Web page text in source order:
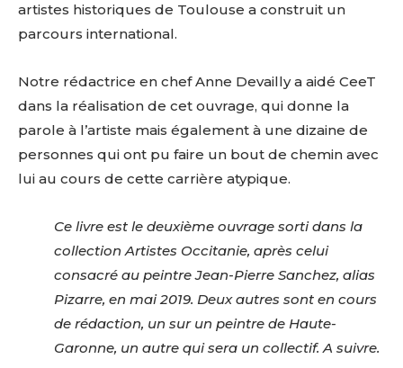
artistes historiques de Toulouse a construit un
parcours international.
Notre rédactrice en chef Anne Devailly a aidé CeeT
dans la réalisation de cet ouvrage, qui donne la
parole à l’artiste mais également à une dizaine de
personnes qui ont pu faire un bout de chemin avec
lui au cours de cette carrière atypique.
Ce livre est le deuxième ouvrage sorti dans la
collection Artistes Occitanie, après celui
consacré au peintre Jean-Pierre Sanchez, alias
Pizarre, en mai 2019. Deux autres sont en cours
de rédaction, un sur un peintre de Haute-
Garonne, un autre qui sera un collectif. A suivre.